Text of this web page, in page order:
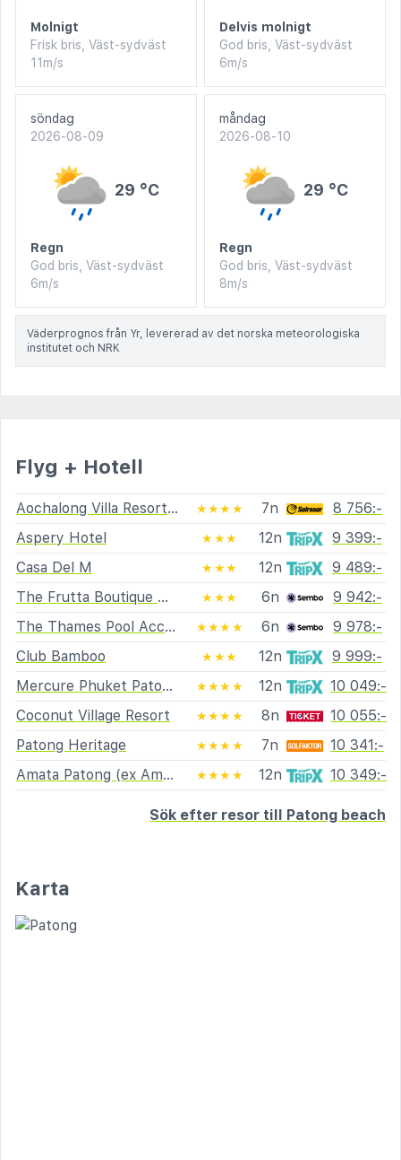
Molnigt
Frisk bris, Väst-sydväst
11m/s
Delvis molnigt
God bris, Väst-sydväst
6m/s
söndag
2026-08-09
29 °C
Regn
God bris, Väst-sydväst
6m/s
måndag
2026-08-10
29 °C
Regn
God bris, Väst-sydväst
8m/s
Väderprognos från Yr, levererad av det norska meteorologiska
institutet och NRK
Flyg + Hotell
Aochalong Villa Resort and spa ★★★★ 7n
8 756:-
Aspery Hotel
★★★ 12n
9 399:-
Casa Del M
★★★ 12n
9 489:-
The Frutta Boutique Hotel
★★★ 6n
9 942:-
The Thames Pool Access Resort
★★★★ 6n
9 978:-
Club Bamboo
★★★ 12n
9 999:-
Mercure Phuket Patong Journeyhub
★★★★ 12n
10 049:-
Coconut Village Resort
★★★★ 8n
10 055:-
Patong Heritage
★★★★ 7n
10 341:-
Amata Patong (ex Amata Resort)
★★★★ 12n 10 349:-
Sök efter resor till Patong beach
Karta